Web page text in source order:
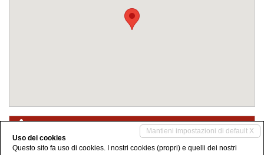
Condividi
Mantieni impostazioni di default X
Uso dei cookies
Questo sito fa uso di cookies. I nostri cookies (propri) e quelli dei nostri